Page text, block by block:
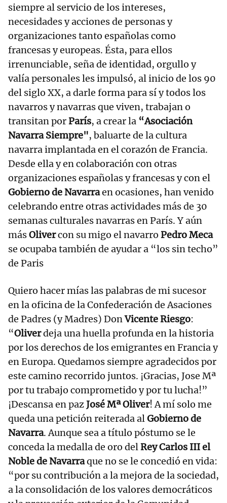
siempre al servicio de los intereses,
necesidades y acciones de personas y
organizaciones tanto españolas como
francesas y europeas. Ésta, para ellos
irrenunciable, seña de identidad, orgullo y
valía personales les impulsó, al inicio de los 90
del siglo XX, a darle forma para sí y todos los
navarros y navarras que viven, trabajan o
transitan porParís, a crear la “Asociación
Navarra Siempre", baluarte de la cultura
navarra implantada en el corazón de Francia.
Desde ella y en colaboración con otras
organizaciones españolas y francesas y con el
Gobierno de Navarraen ocasiones, han venido
celebrando entre otras actividades más de 30
semanas culturales navarras en París. Y aún
másOlivercon su migo el navarro Pedro Meca
se ocupaba también de ayudar a “los sin techo”
de Paris
Quiero hacer mías las palabras de mi sucesor
en la oficina de la Confederación de Asaciones
de Padres (y Madres) DonVicente Riesgo:
“Oliverdeja una huella profunda en la historia
por los derechos de los emigrantes en Francia y
en Europa. Quedamos siempre agradecidos por
este camino recorrido juntos. ¡Gracias, Jose Mª
por tu trabajo comprometido y por tu lucha!”
¡Descansa en pazJosé Mª Oliver! A mí solo me
queda una petición reiterada alGobierno de
Navarra. Aunque sea a título póstumo se le
conceda la medalla de oro delRey Carlos III el
Noble de Navarraque no se le concedió en vida:
“por su contribución a la mejora de la sociedad,
a la consolidación de los valores democráticos